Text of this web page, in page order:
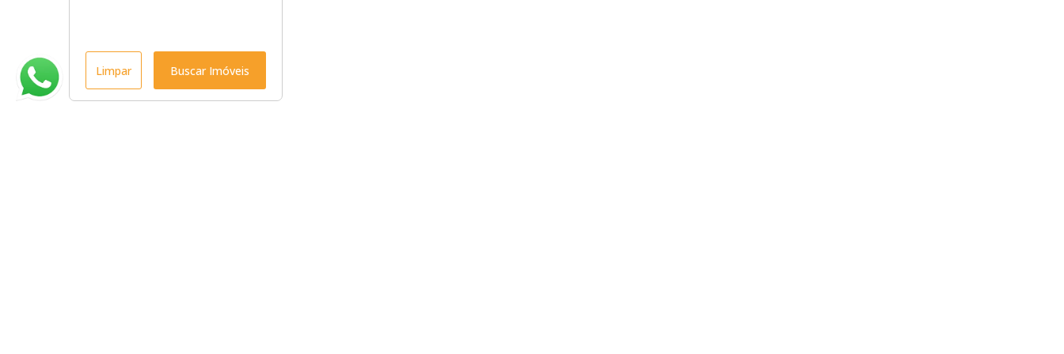
Limpar Buscar Imóveis